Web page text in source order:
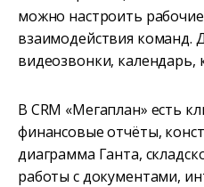
можно настроить
взаимодействия команд.
видеозвонки, календарь,
В CRM «Мегаплан» есть
финансовые отчёты,
диаграмма Ганта,
работы с документами,